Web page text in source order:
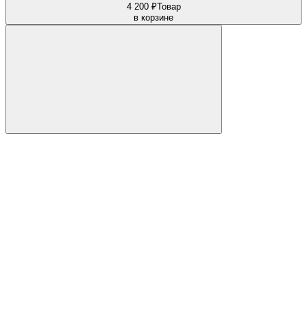
4 200 ₽Товар
в корзине